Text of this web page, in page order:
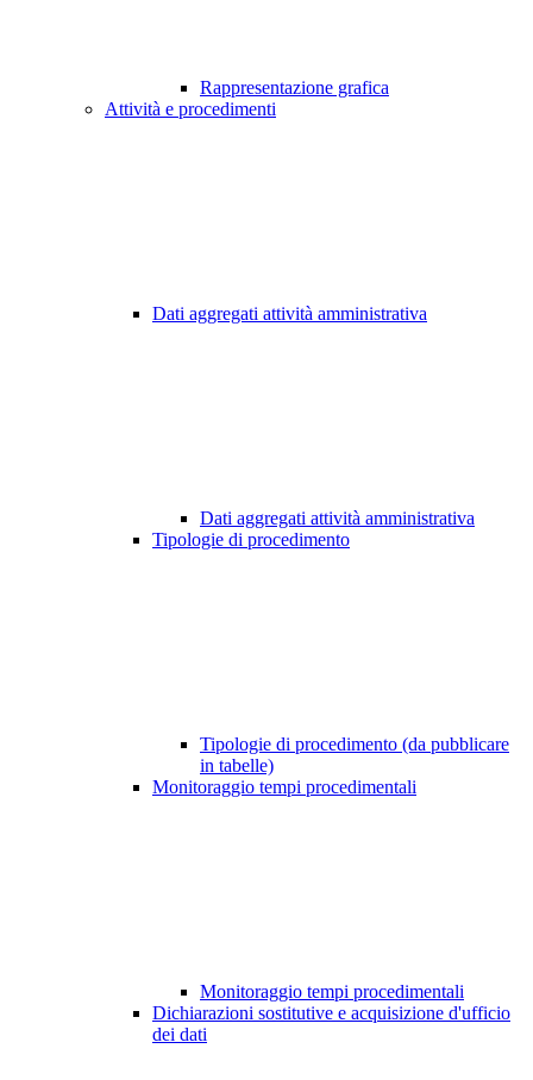
Rappresentazione grafica
Attività e procedimenti
Dati aggregati attività amministrativa
Dati aggregati attività amministrativa
Tipologie di procedimento
Tipologie di procedimento (da pubblicare
in tabelle)
Monitoraggio tempi procedimentali
Monitoraggio tempi procedimentali
Dichiarazioni sostitutive e acquisizione d'ufficio
dei dati